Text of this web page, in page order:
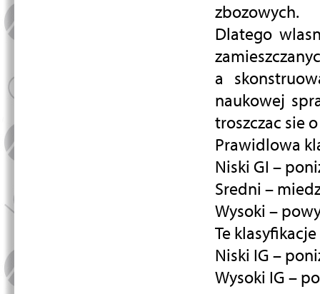
zbozowych.
Dlatego
a
naukowej
troszczac sie
Prawidlowa
Niski GI –
Sredni –
Wysoki –
Te
Niski IG –
Wysoki IG –